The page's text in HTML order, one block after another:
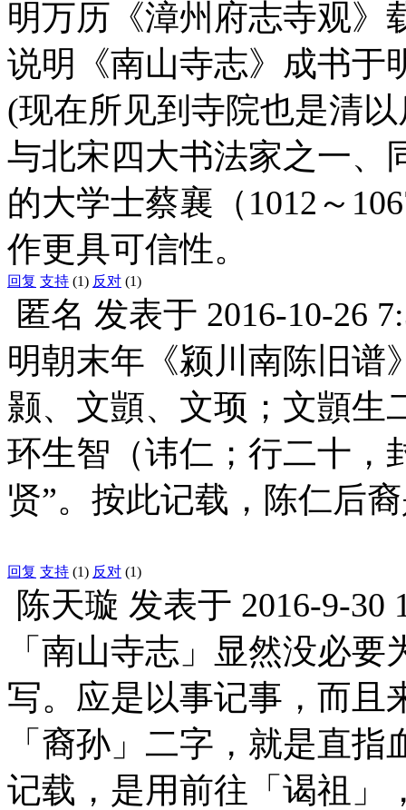
明万历《漳州府志寺观》
说明《南山寺志》成书于
(现在所见到寺院也是清
与北宋四大书法家之一、
的大学士蔡襄（1012～
作更具可信性。
回复 支持 (1) 反对 (1)
匿名 发表于 2016-10-26
明朝末年《颍川南陈旧谱
颢、文顗、文顼；文顗生
环生智（讳仁；行二十，
贤”。按此记载，陈仁后
回复 支持 (1) 反对 (1)
陈天璇 发表于 2016-9-30
「南山寺志」显然没必
写。应是以事记事，而且
「裔孙」二字，就是直
记载，是用前往「谒祖」